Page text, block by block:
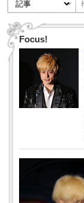
Focus!